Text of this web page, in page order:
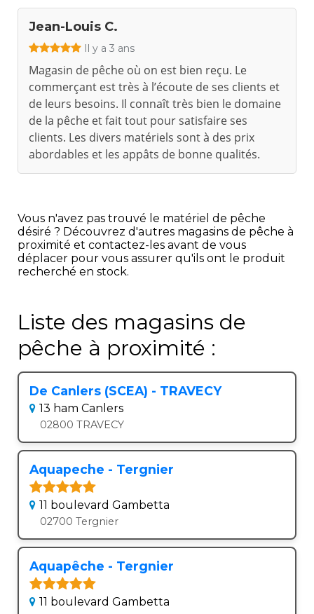
Jean-Louis C.
Il y a 3 ans
Magasin de pêche où on est bien reçu. Le
commerçant est très à l’écoute de ses clients et
de leurs besoins. Il connaît très bien le domaine
de la pêche et fait tout pour satisfaire ses
clients. Les divers matériels sont à des prix
abordables et les appâts de bonne qualités.
Vous n'avez pas trouvé le matériel de pêche
désiré ? Découvrez d'autres magasins de pêche à
proximité et contactez-les avant de vous
déplacer pour vous assurer qu'ils ont le produit
recherché en stock.
Liste des magasins de
pêche à proximité :
De Canlers (SCEA) - TRAVECY
13 ham Canlers
02800 TRAVECY
Aquapeche - Tergnier
11 boulevard Gambetta
02700 Tergnier
Aquapêche - Tergnier
11 boulevard Gambetta